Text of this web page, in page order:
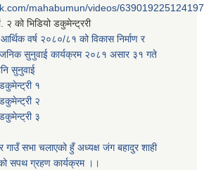
mahabumun/videos/639019225124197
२ को भिडियो डकुमेन्ट्ररी
वर्ष २०८०/८१ को विकास निर्माण र
सुनुवाई कार्यक्रम २०८१ असार ३१ गते
सुनुवाई
१
२
३
गाउँ सभा चलाएको हुँ अध्यक्ष जंग बहादुर शाही
सपथ ग्रहण कार्यक्रम ।।